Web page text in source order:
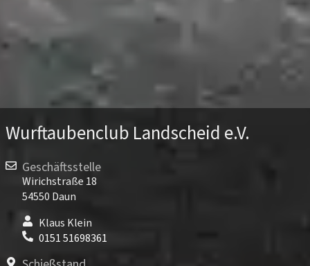
Wurftaubenclub Landscheid e.V.
Geschäftsstelle
Wirichstraße 18
54550 Daun
Klaus Klein
0151 51698361